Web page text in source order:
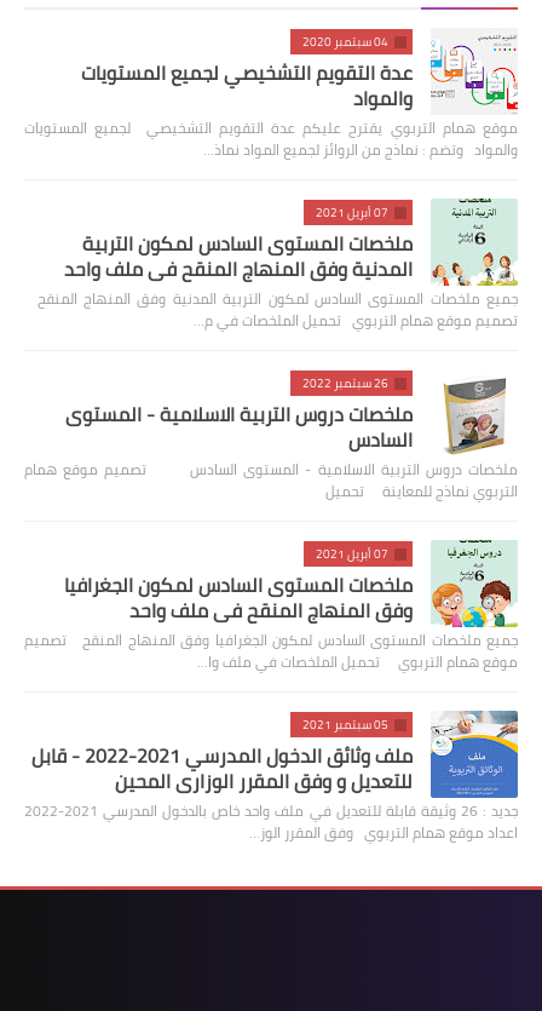
04 سبتمبر 2020
عدة التقويم التشخيصي لجميع المستويات
والمواد
موقع همام التربوي يقترح عليكم عدة التقويم التشخيصي لجميع المستويات
والمواد وتضم : نماذج من الروائز لجميع المواد نماذ…
07 أبريل 2021
ملخصات المستوى السادس لمكون التربية
المدنية وفق المنهاج المنقح في ملف واحد
جميع ملخصات المستوى السادس لمكون التربية المدنية وفق المنهاج المنقح
تصميم موقع همام التربوي تحميل الملخصات في م…
26 سبتمبر 2022
ملخصات دروس التربية الاسلامية - المستوى
السادس
ملخصات دروس التربية الاسلامية - المستوى السادس تصميم موقع همام
التربوي نماذج للمعاينة تحميل
07 أبريل 2021
ملخصات المستوى السادس لمكون الجغرافيا
وفق المنهاج المنقح في ملف واحد
جميع ملخصات المستوى السادس لمكون الجغرافيا وفق المنهاج المنقح تصميم
موقع همام التربوي تحميل الملخصات في ملف وا…
05 سبتمبر 2021
ملف وثائق الدخول المدرسي 2021-2022 - قابل
للتعديل و وفق المقرر الوزاري المحين
جديد : 26 وثيقة قابلة للتعديل في ملف واحد خاص بالدخول المدرسي 2021-2022
اعداد موقع همام التربوي وفق المقرر الوز…